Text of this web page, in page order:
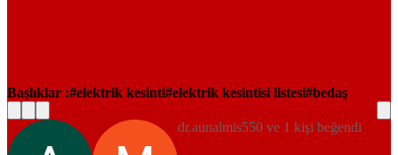
Başlıklar : elektrik kesinti elektrik kesintisi listesi bedaş
dr.aunalmis550 ve 1 kişi beğendi